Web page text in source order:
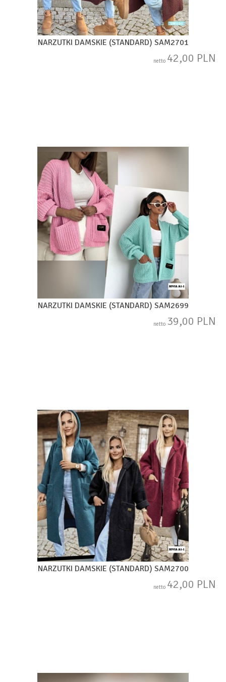
NARZUTKI DAMSKIE (STANDARD) SAM2701
netto 42,00 PLN
NARZUTKI DAMSKIE (STANDARD) SAM2699
netto 39,00 PLN
NARZUTKI DAMSKIE (STANDARD) SAM2700
netto 42,00 PLN